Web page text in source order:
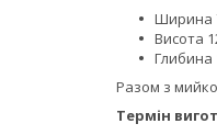
Ширина
Висота
Глибина
Разом з
Термін